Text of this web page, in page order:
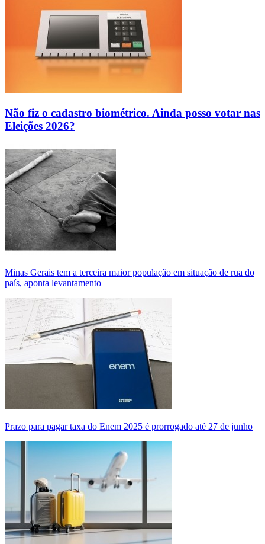
Não fiz o cadastro biométrico. Ainda posso votar nas
Eleições 2026?
Minas Gerais tem a terceira maior população em situação de rua do
país, aponta levantamento
Prazo para pagar taxa do Enem 2025 é prorrogado até 27 de junho